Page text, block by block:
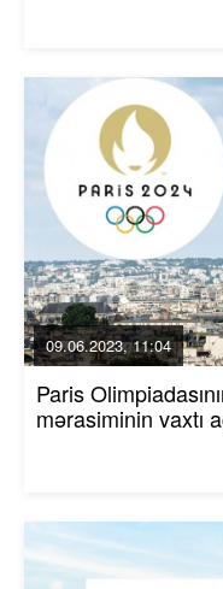
09.06.2023, 11:04
Paris
mərasiminin vaxtı